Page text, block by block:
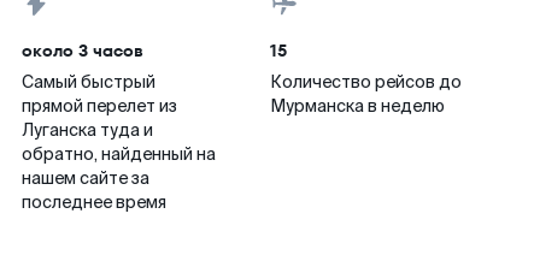
около 3 часов
Самый быстрый
прямой перелет из
Луганска туда и
обратно, найденный на
нашем сайте за
последнее время
15
Количество рейсов до
Мурманска в неделю